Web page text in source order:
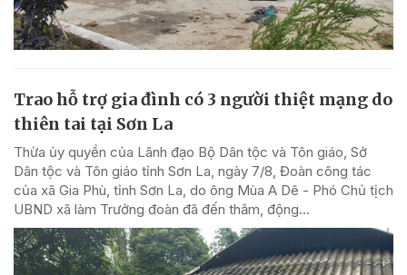
Trao hỗ trợ gia đình có 3 người thiệt mạng do
thiên tai tại Sơn La
Thừa ủy quyền của Lãnh đạo Bộ Dân tộc và Tôn giáo, Sở
Dân tộc và Tôn giáo tỉnh Sơn La, ngày 7/8, Đoàn công tác
của xã Gia Phù, tỉnh Sơn La, do ông Mùa A Dê - Phó Chủ tịch
UBND xã làm Trưởng đoàn đã đến thăm, động...